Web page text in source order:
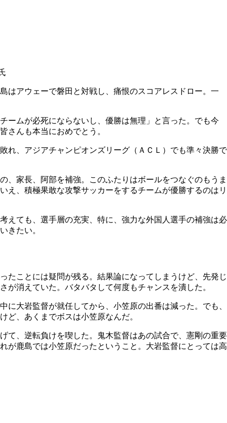
はアウェーで磐田と対戦し、痛恨のスコアレスドロー。一
ームが必死にならないし、優勝は無理」と言った。でも今
さんも本当におめでとう。
れ、アジアチャンピオンズリーグ（ＡＣＬ）でも準々決勝で
、家長、阿部を補強。このふたりはボールをつなぐのもうま
え、積極果敢な攻撃サッカーをするチームが優勝するのはリ
えても、選手層の充実、特に、強力な外国人選手の補強は必
きたい。
たことには疑問が残る。結果論になってしまうけど、先発じ
消えていた。バタバタして何度もチャンスを潰した。
大岩監督が就任してから、小笠原の出番は減った。でも、
ど、あくまでボスは小笠原なんだ。
て、逆転負けを喫した。鬼木監督はあの試合で、憲剛の重要
が鹿島では小笠原だったということ。大岩監督にとっては高